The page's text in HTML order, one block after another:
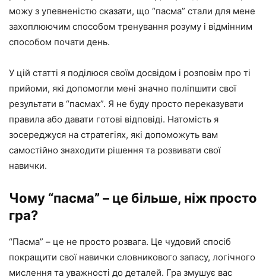
можу з упевненістю сказати, що “пасма” стали для мене
захоплюючим способом тренування розуму і відмінним
способом почати день.
У цій статті я поділюся своїм досвідом і розповім про ті
прийоми, які допомогли мені значно поліпшити свої
результати в “пасмах”. Я не буду просто переказувати
правила або давати готові відповіді. Натомість я
зосереджуся на стратегіях, які допоможуть вам
самостійно знаходити рішення та розвивати свої
навички.
Чому “пасма” – це більше, ніж просто
гра?
“Пасма” – це не просто розвага. Це чудовий спосіб
покращити свої навички словникового запасу, логічного
мислення та уважності до деталей. Гра змушує вас